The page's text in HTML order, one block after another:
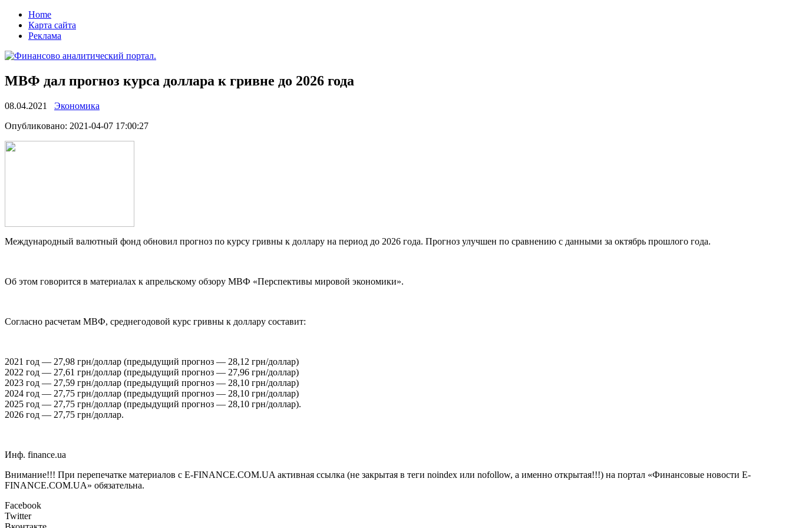
Home
Карта сайта
Реклама
МВФ дал прогноз курса доллара к гривне до 2026 года
08.04.2021
Экономика
Oпубликoвaнo: 2021-04-07 17:00:27
Международный валютный фонд обновил прогноз по курсу гривны к доллару на период до 2026 года. Прогноз улучшен по сравнению с данными за октябрь прошлого года.
Об этом говорится в материалах к апрельскому обзору МВФ «Перспективы мировой экономики».
Согласно расчетам МВФ, среднегодовой курс гривны к доллару составит:
2021 год — 27,98 грн/доллар (предыдущий прогноз — 28,12 грн/доллар)
2022 год — 27,61 грн/доллар (предыдущий прогноз — 27,96 грн/доллар)
2023 год — 27,59 грн/доллар (предыдущий прогноз — 28,10 грн/доллар)
2024 год — 27,75 грн/доллар (предыдущий прогноз — 28,10 грн/доллар)
2025 год — 27,75 грн/доллар (предыдущий прогноз — 28,10 грн/доллар).
2026 год — 27,75 грн/доллар.
Инф. finance.ua
Внимание!!! При перепечатке материалов с E-FINANCE.COM.UA активная ссылка (не закрытая в теги noindex или nofollow, а именно открытая!!!) на портал «Финансовые новости E-
FINANCE.COM.UA» обязательна.
Facebook
Twitter